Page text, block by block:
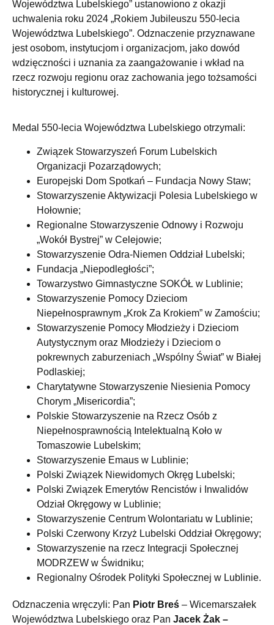
Województwa Lubelskiego” ustanowiono z okazji
uchwalenia roku 2024 „Rokiem Jubileuszu 550-lecia
Województwa Lubelskiego”. Odznaczenie przyznawane
jest osobom, instytucjom i organizacjom, jako dowód
wdzięczności i uznania za zaangażowanie i wkład na
rzecz rozwoju regionu oraz zachowania jego tożsamości
historycznej i kulturowej.
Medal 550-lecia Województwa Lubelskiego otrzymali:
Związek Stowarzyszeń Forum Lubelskich
Organizacji Pozarządowych;
Europejski Dom Spotkań – Fundacja Nowy Staw;
Stowarzyszenie Aktywizacji Polesia Lubelskiego w
Hołownie;
Regionalne Stowarzyszenie Odnowy i Rozwoju
„Wokół Bystrej” w Celejowie;
Stowarzyszenie Odra-Niemen Oddział Lubelski;
Fundacja „Niepodległości”;
Towarzystwo Gimnastyczne SOKÓŁ w Lublinie;
Stowarzyszenie Pomocy Dzieciom
Niepełnosprawnym „Krok Za Krokiem” w Zamościu;
Stowarzyszenie Pomocy Młodzieży i Dzieciom
Autystycznym oraz Młodzieży i Dzieciom o
pokrewnych zaburzeniach „Wspólny Świat” w Białej
Podlaskiej;
Charytatywne Stowarzyszenie Niesienia Pomocy
Chorym „Misericordia”;
Polskie Stowarzyszenie na Rzecz Osób z
Niepełnosprawnością Intelektualną Koło w
Tomaszowie Lubelskim;
Stowarzyszenie Emaus w Lublinie;
Polski Związek Niewidomych Okręg Lubelski;
Polski Związek Emerytów Rencistów i Inwalidów
Odział Okręgowy w Lublinie;
Stowarzyszenie Centrum Wolontariatu w Lublinie;
Polski Czerwony Krzyż Lubelski Oddział Okręgowy;
Stowarzyszenie na rzecz Integracji Społecznej
MODRZEW w Świdniku;
Regionalny Ośrodek Polityki Społecznej w Lublinie.
Odznaczenia wręczyli: Pan Piotr Breś – Wicemarszałek
Województwa Lubelskiego oraz Pan Jacek Żak –